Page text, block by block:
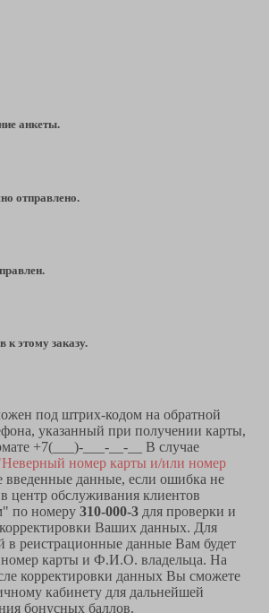
анкеты.
отправлено.
к этому заказу.
под штрих-кодом на обратной
указанный при получении карты,
+7(___)-___-__-__ В случае
номер карты и/или номер
введенные данные, если ошибка не
в центр обслуживания клиентов
по номеру 310-000-3 для проверки и
Ваших данных. Для
в реистрационные данные Вам будет
номер карты и Ф.И.О. владельца. На
корректировки данных Вы сможете
кабинету для дальнейшей
бонусных баллов.